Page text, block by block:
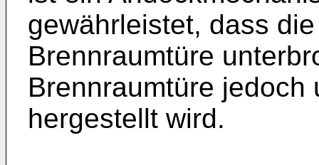
gewährleistet, dass
Brennraumtüre
Brennraumtüre jedoch
hergestellt wird.